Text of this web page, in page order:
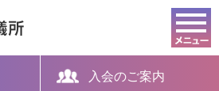
入会のご案内